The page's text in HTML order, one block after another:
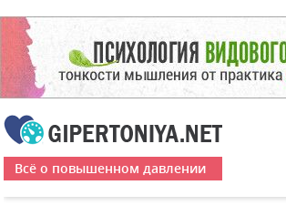
Всё о повышенном давлении